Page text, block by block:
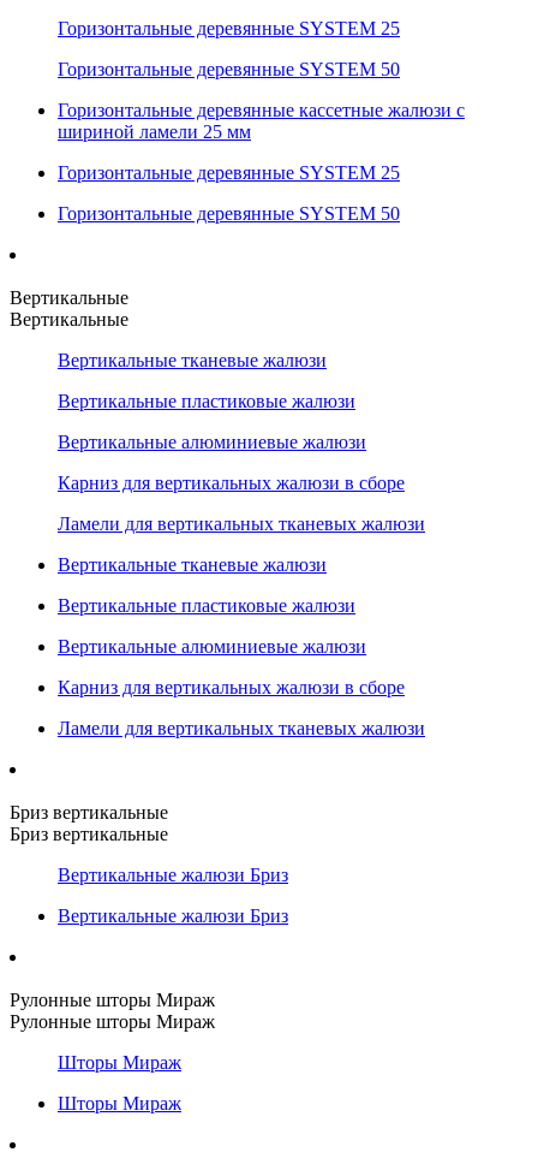
Горизонтальные деревянные SYSTEM 25
Горизонтальные деревянные SYSTEM 50
Горизонтальные деревянные кассетные жалюзи с
шириной ламели 25 мм
Горизонтальные деревянные SYSTEM 25
Горизонтальные деревянные SYSTEM 50
Вертикальные
Вертикальные
Вертикальные тканевые жалюзи
Вертикальные пластиковые жалюзи
Вертикальные алюминиевые жалюзи
Карниз для вертикальных жалюзи в сборе
Ламели для вертикальных тканевых жалюзи
Вертикальные тканевые жалюзи
Вертикальные пластиковые жалюзи
Вертикальные алюминиевые жалюзи
Карниз для вертикальных жалюзи в сборе
Ламели для вертикальных тканевых жалюзи
Бриз вертикальные
Бриз вертикальные
Вертикальные жалюзи Бриз
Вертикальные жалюзи Бриз
Рулонные шторы Мираж
Рулонные шторы Мираж
Шторы Мираж
Шторы Мираж